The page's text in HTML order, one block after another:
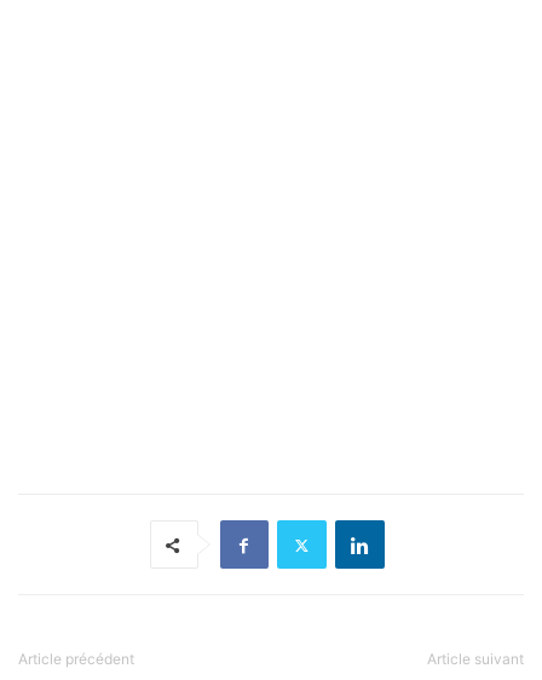
Article précédent Article suivant